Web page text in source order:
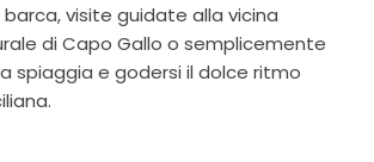
barca, visite guidate alla vicina
di Capo Gallo o semplicemente
spiaggia e godersi il dolce ritmo